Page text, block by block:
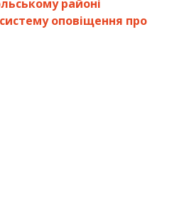
районі
оповіщення про